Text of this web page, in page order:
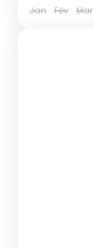
Jan Fév Mar